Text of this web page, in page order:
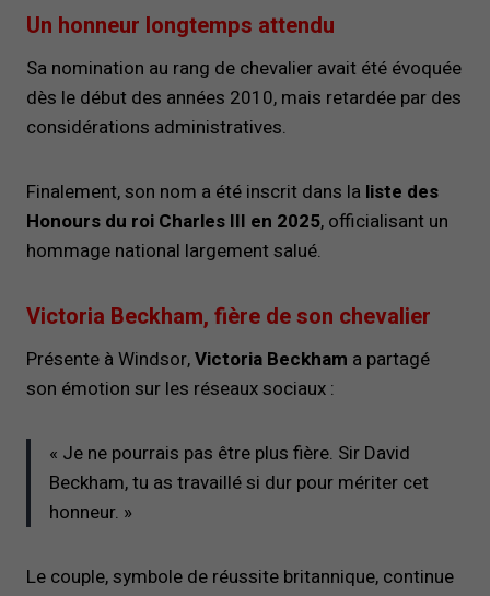
Un honneur longtemps attendu
Sa nomination au rang de chevalier avait été évoquée
dès le début des années 2010, mais retardée par des
considérations administratives.
Finalement, son nom a été inscrit dans la liste des
Honours du roi Charles III en 2025, officialisant un
hommage national largement salué.
Victoria Beckham, fière de son chevalier
Présente à Windsor,Victoria Beckham a partagé
son émotion sur les réseaux sociaux :
« Je ne pourrais pas être plus fière. Sir David
Beckham, tu as travaillé si dur pour mériter cet
honneur. »
Le couple, symbole de réussite britannique, continue